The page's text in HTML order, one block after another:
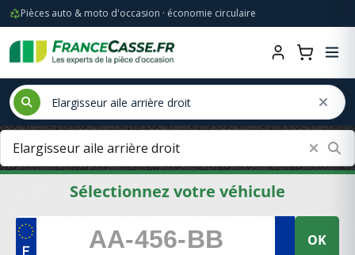
Pièces auto & moto d'occasion · économie circulaire
Sélectionnez votre véhicule
OK